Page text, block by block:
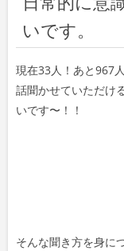
いです。
現在33人！あと967
話聞かせていただけ
いです〜！！
そんな聞き方を身に